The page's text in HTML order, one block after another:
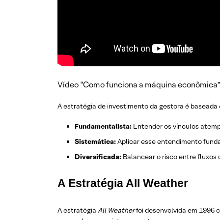
Vídeo “Como funciona a máquina econômica”
A estratégia de investimento da gestora é
Fundamentalista: Entender os vínculos
Sistemática:Aplicar esse entendimento
Diversificada: Balancear o risco entre fluxos
A Estratégia All Weather
A estratégia All Weatherfoi desenvolvida em 1996